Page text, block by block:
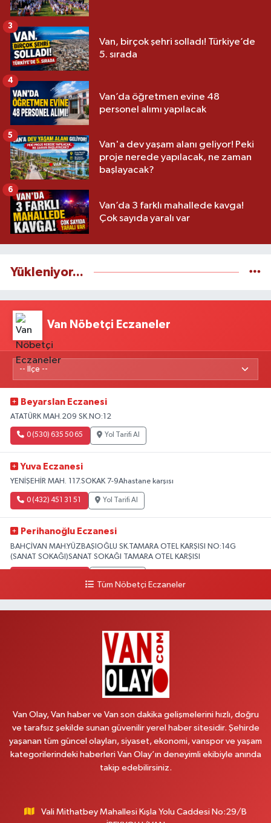
Van, birçok şehri solladı! Türkiye’de
5. sırada
3
Van’da öğretmen evine 48
personel alımı yapılacak
4
Van'a dev yaşam alanı geliyor! Peki
proje nerede yapılacak, ne zaman
başlayacak?
5
Van’da 3 farklı mahallede kavga!
Çok sayıda yaralı var
6
Yükleniyor...
Van Nöbetçi Eczaneler
Beyarslan Eczanesi
ATATÜRK MAH.209 SK.NO:12
0 (530) 635 50 65 Yol Tarifi Al
Yuva Eczanesi
YENİŞEHİR MAH. 117.SOKAK 7-9Ahastane karşısı
0 (432) 451 31 51 Yol Tarifi Al
Perihanoğlu Eczanesi
BAHÇİVAN MAH.YÜZBAŞIOĞLU SK.TAMARA OTEL KARŞISI NO:14G
(SANAT SOKAĞI)SANAT SOKAĞI TAMARA OTEL KARŞISI
Yol Tarifi Al
BEYAZIT MAH.ZEYLAN CADDESİ OKYANUS GİYİM YANI NO:1
Afşar Eczanesi
Kazım Karabekir cad.Eski Araştırma Hastanesi karşısı (kent park karşısı )
Kaval iş merkezi No: 156 B
Gürpınar Eczanesi
Tüm Nöbetçi Eczaneler
Van Olay, Van haber ve Van son dakika gelişmelerini hızlı, doğru
ve tarafsız şekilde sunan güvenilir yerel haber sitesidir. Şehirde
yaşanan tüm güncel olayları, siyaset, ekonomi, vanspor ve yaşam
kategorilerindeki haberleri Van Olay’ın deneyimli ekibiyle anında
takip edebilirsiniz.
Vali Mithatbey Mahallesi Kışla Yolu Caddesi No:29/B